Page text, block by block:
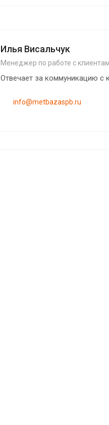
диаметра может быть
выполнена на гильотине.
Илья Висальчук
Менеджер по работе с
Отвечает за коммуникацию с
info@metbazaspb.ru